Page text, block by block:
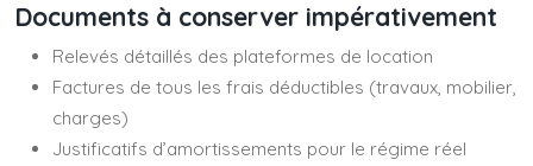
Documents à conserver impérativement
Relevés détaillés des plateformes de location
Factures de tous les frais déductibles (travaux, mobilier,
charges)
Justificatifs d’amortissements pour le régime réel